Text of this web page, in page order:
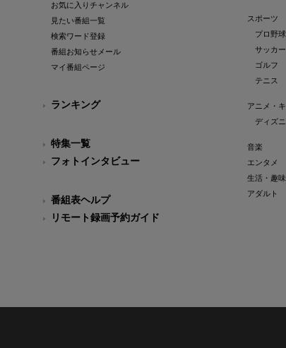
お気に入りチャンネル
見たい番組一覧
検索ワード登録
番組お知らせメール
マイ番組ページ
ランキング
特集一覧
フォトインタビュー
番組表ヘルプ
リモート録画予約ガイド
スポーツ
プロ野球
サッカー
ゴルフ
テニス
アニメ・
ディズ
音楽
エンタメ
生活・趣
アダルト